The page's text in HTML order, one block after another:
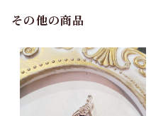
その他の商品